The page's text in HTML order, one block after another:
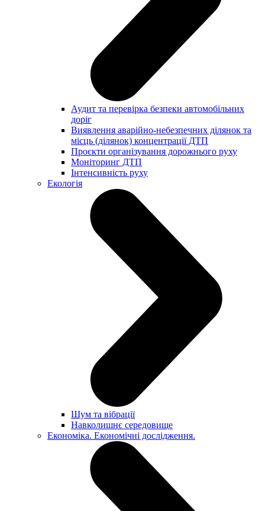
Аудит та перевірка безпеки автомобільних
доріг
Виявлення аварійно-небезпечних ділянок та
місць (ділянок) концентрації ДТП
Проєкти організування дорожнього руху
Моніторинг ДТП
Інтенсивність руху
Екологія
Шум та вібрації
Навколишнє середовище
Економіка. Економічні дослідження.